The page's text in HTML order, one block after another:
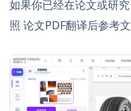
如果你已经在论文或研
照 论文PDF翻译后参考